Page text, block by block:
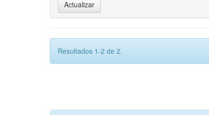
Resultados 1-2 de 2.